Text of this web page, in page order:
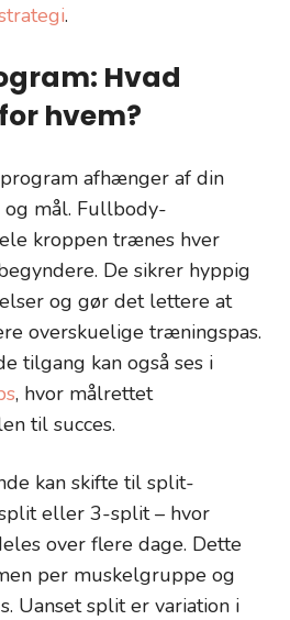
.
Hvad
hvem?
afhænger af din
mål. Fullbody-
kroppen trænes hver
De sikrer hyppig
og gør det lettere at
overskuelige træningspas.
tilgang kan også ses i
, hvor målrettet
til succes.
kan skifte til split-
eller 3-split – hvor
over flere dage. Dette
per muskelgruppe og
Uanset split er variation i